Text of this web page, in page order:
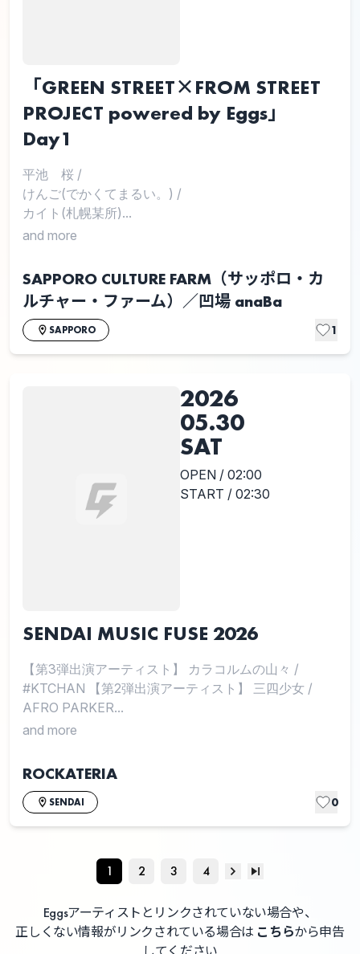
「GREEN STREET×FROM STREET
PROJECT powered by Eggs」
Day1
平池 桜 /
けんご(でかくてまるい。) /
カイト(札幌某所)...
and more
SAPPORO CULTURE FARM（サッポロ・カ
ルチャー・ファーム）／凹場 anaBa
SAPPORO 1
2026
05.30
SAT
OPEN / 02:00
START / 02:30
SENDAI MUSIC FUSE 2026
【第3弾出演アーティスト】 カラコルムの山々 /
#KTCHAN 【第2弾出演アーティスト】 三四少女 /
AFRO PARKER...
and more
ROCKATERIA
SENDAI 0
1 2 3 4
Eggsアーティストとリンクされていない場合や、
正しくない情報がリンクされている場合は こちらから申告